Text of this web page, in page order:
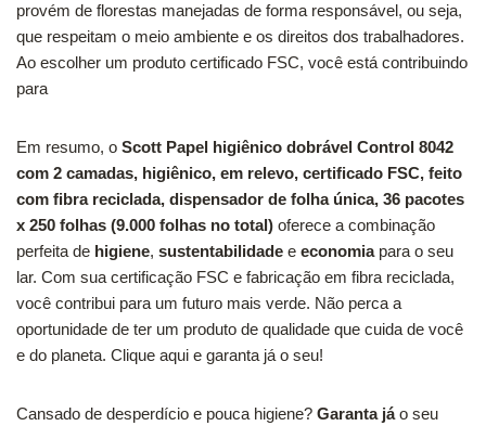
provém de florestas manejadas de forma responsável, ou seja,
que respeitam o meio ambiente e os direitos dos trabalhadores.
Ao escolher um produto certificado FSC, você está contribuindo
para
Em resumo, o Scott Papel higiênico dobrável Control 8042
com 2 camadas, higiênico, em relevo, certificado FSC, feito
com fibra reciclada, dispensador de folha única, 36 pacotes
x 250 folhas (9.000 folhas no total) oferece a combinação
perfeita de higiene, sustentabilidade e economiapara o seu
lar. Com sua certificação FSC e fabricação em fibra reciclada,
você contribui para um futuro mais verde. Não perca a
oportunidade de ter um produto de qualidade que cuida de você
e do planeta. Clique aqui e garanta já o seu!
Cansado de desperdício e pouca higiene? Garanta jáo seu